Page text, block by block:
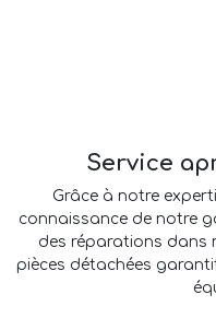
Service
Grâce à notre
connaissance de notre
des réparations dans
pièces détachées